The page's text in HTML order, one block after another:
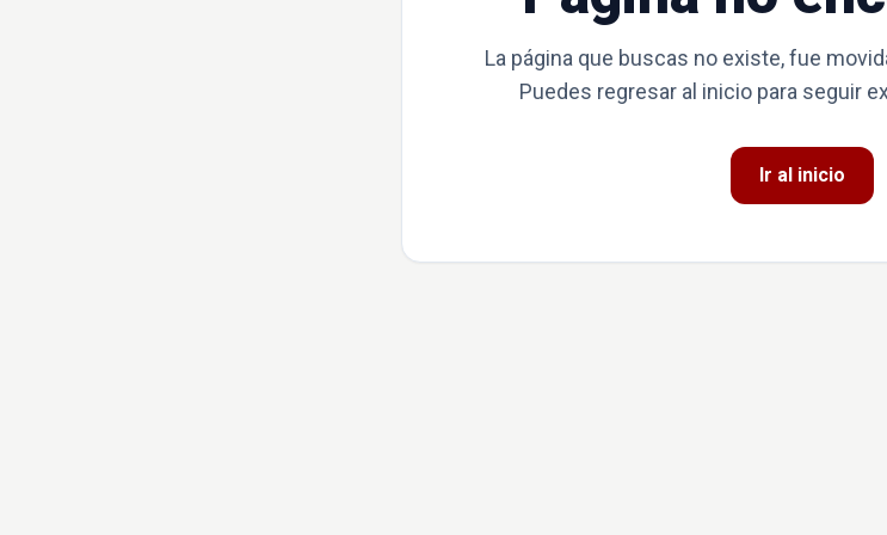
La página que buscas no existe, fue
Puedes regresar al inicio para seguir
Ir al inicio